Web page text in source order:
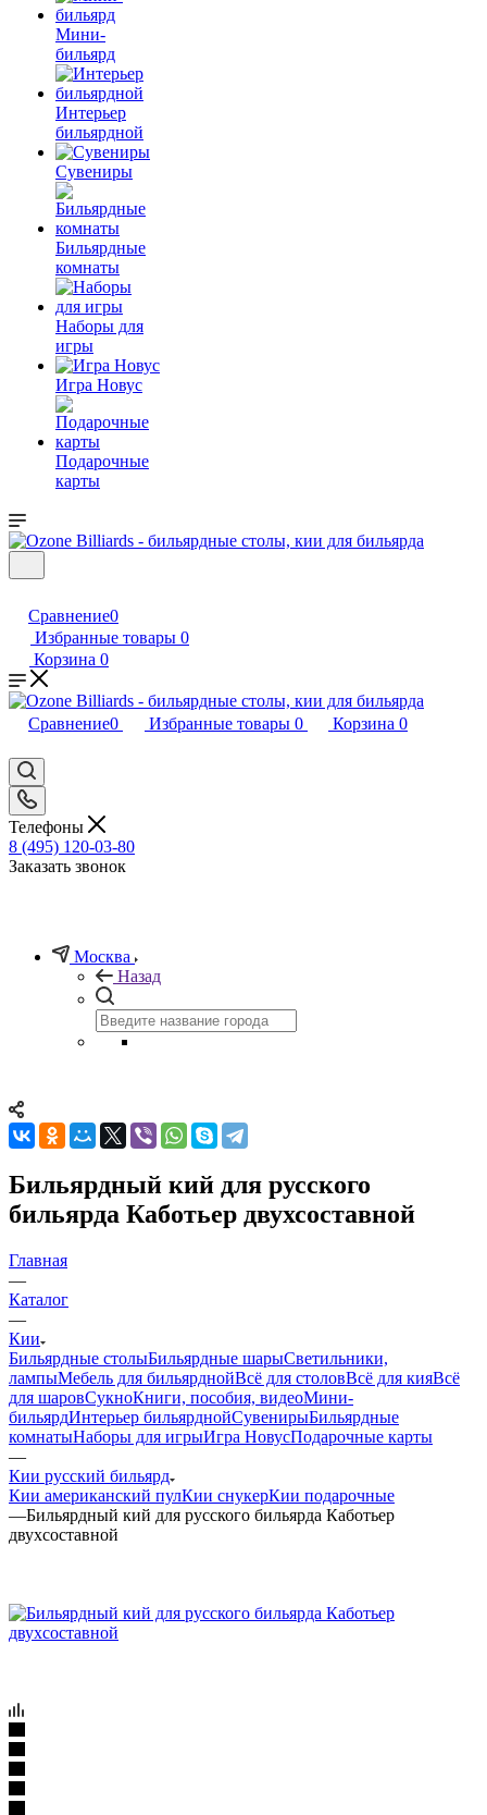
Мини-
бильярд
Интерьер
бильярдной
Сувениры
Бильярдные
комнаты
Наборы для
игры
Игра Новус
Подарочные
карты
Сравнение0
Избранные товары 0
Корзина 0
Сравнение0 Избранные товары 0 Корзина 0
Телефоны
8 (495) 120-03-80
Заказать звонок
Москва
Назад
Бильярдный кий для русского
бильярда Каботьер двухсоставной
Главная
—
Каталог
—
Кии
Бильярдные столыБильярдные шарыСветильники,
лампыМебель для бильярднойВсё для столовВсё для кияВсё
для шаровСукноКниги, пособия, видеоМини-
бильярдИнтерьер бильярднойСувенирыБильярдные
комнатыНаборы для игрыИгра НовусПодарочные карты
—
Кии русский бильярд
Кии американский пулКии снукерКии подарочные
—Бильярдный кий для русского бильярда Каботьер
двухсоставной